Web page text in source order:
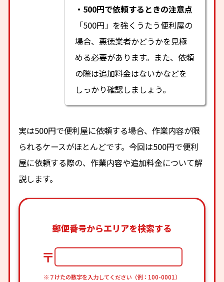
・500円で依頼するときの注意点
「500円」を強くうたう便利屋の
場合、悪徳業者かどうかを見極
める必要があります。また、依頼
の際は追加料金はないかなどを
しっかり確認しましょう。
実は500円で便利屋に依頼する場合、作業内容が限
られるケースがほとんどです。今回は500円で便利
屋に依頼する際の、作業内容や追加料金について解
説します。
郵便番号からエリアを検索する
〒
※７けたの数字を入力してください（例：100-0001）